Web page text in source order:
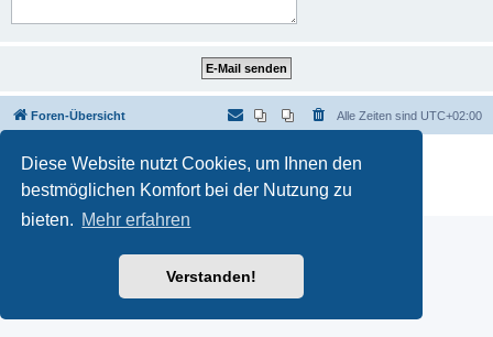
Diese Website nutzt Cookies, um Ihnen den
bestmöglichen Komfort bei der Nutzung zu
bieten. Mehr erfahren
Verstanden!
Foren-Übersicht Alle Zeiten sind UTC+02:00
Powered by phpBB
® Forum Software © phpBB Limited
Deutsche Übersetzung durch
Datenschutz|Nutzungsbedingungen